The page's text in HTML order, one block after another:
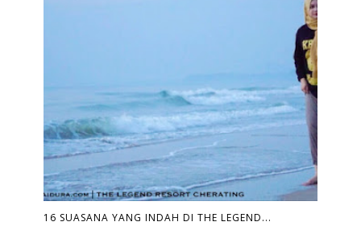
16 SUASANA YANG INDAH DI THE LEGEND...